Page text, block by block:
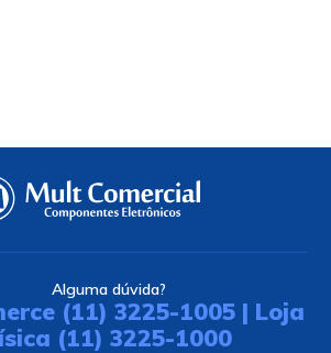
Alguma dúvida?
(11) 3225-1005 | Loja
(11) 3225-1000